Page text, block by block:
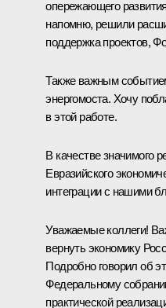
опережающего
напомню, решили
поддержка проектов,
Также важным
энергомоста. Хочу
в этой работе.
В качестве значимого
Евразийского
интеграции с нашими
Уважаемые коллеги!
вернуть экономику
Подробно говорил об
Федеральному
практической